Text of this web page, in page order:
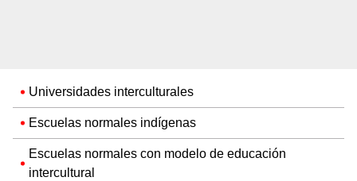
Universidades interculturales
Escuelas normales indígenas
Escuelas normales con modelo de educación
intercultural